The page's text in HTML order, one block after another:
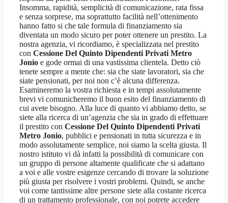
Insomma, rapidità, semplicità di comunicazione, rata fissa
e senza sorprese, ma soprattutto facilità nell’ottenimento
hanno fatto si che tale formula di finanziamento sia
diventata un modo sicuro per poter ottenere un prestito. La
nostra agenzia, vi ricordiamo, è specializzata nel prestito
con Cessione Del Quinto Dipendenti Privati Metro
Jonio e gode ormai di una vastissima clientela. Detto ciò
tenete sempre a mente che: sia che siate lavoratori, sia che
siate pensionati, per noi non c’è alcuna differenza.
Esamineremo la vostra richiesta e in tempi assolutamente
brevi vi comunicheremo il buon esito del finanziamento di
cui avete bisogno. Alla luce di quanto vi abbiamo detto, se
siete alla ricerca di un’agenzia che sia in grado di effettuare
il prestito con Cessione Del Quinto Dipendenti Privati
Metro Jonio, pubblici e pensionati in tutta sicurezza e in
modo assolutamente semplice, noi siamo la scelta giusta. Il
nostro istituto vi dà infatti la possibilità di comunicare con
un gruppo di persone altamente qualificate che si adattano
a voi e alle vostre esigenze cercando di trovare la soluzione
più giusta per risolvere i vostri problemi. Quindi, se anche
voi come tantissime altre persone siete alla costante ricerca
di un trattamento professionale, con noi potrete accedere